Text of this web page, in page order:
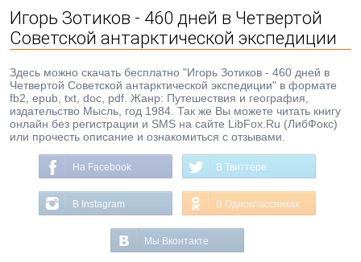
Игорь Зотиков - 460 дней в Четвертой
Советской антарктической экспедиции
Здесь можно скачать бесплатно "Игорь Зотиков - 460 дней в
Четвертой Советской антарктической экспедиции" в формате
fb2, epub, txt, doc, pdf. Жанр: Путешествия и география,
издательство Мысль, год 1984. Так же Вы можете читать книгу
онлайн без регистрации и SMS на сайте LibFox.Ru (ЛибФокс)
или прочесть описание и ознакомиться с отзывами.
На Facebook В Твиттере
В Instagram В Одноклассниках
Мы Вконтакте